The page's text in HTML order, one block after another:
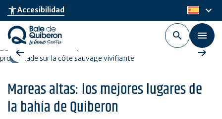
Skip
main
content
accessibility_newAccesibilidad es
keyboard_arrow_down
Mareas altas: los mejores lugares de
la bahía de Quiberon